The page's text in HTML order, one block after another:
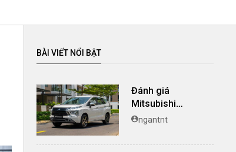
BÀI VIẾT NỔI BẬT
Đánh giá
Mitsubishi
Xpander 2024 AT
nâng cấp đáng giá
ngantnt